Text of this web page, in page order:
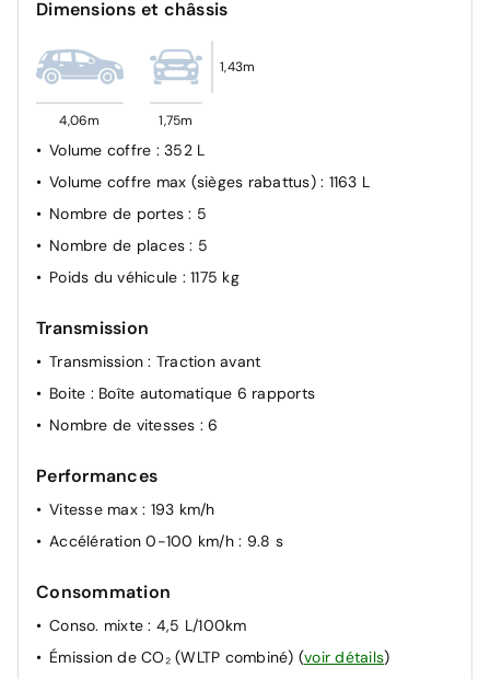
panneaux de signalisation et préconisation de vitesse,
Alerte attention conducteur pilotée par caméra interne
Dimensions et châssis
4,06m 1,75m
1,43m
Volume coffre : 352 L
Volume coffre max (sièges rabattus) : 1163 L
Nombre de portes: 5
Nombre de places: 5
Poids du véhicule : 1175 kg
Transmission
Transmission: Traction avant
Boite : Boîte automatique 6 rapports
Nombre de vitesses : 6
Performances
Vitesse max : 193 km/h
Accélération 0-100 km/h : 9.8 s
Consommation
Conso. mixte: 4,5 L/100km
Émission de CO₂ (WLTP combiné) (voir détails)